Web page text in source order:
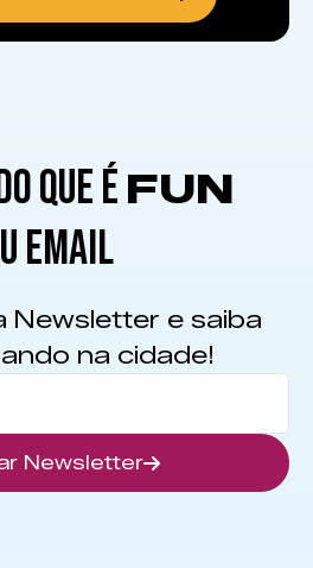
QUE É FUN
EMAIL
Newsletter e saiba
na cidade!
Newsletter